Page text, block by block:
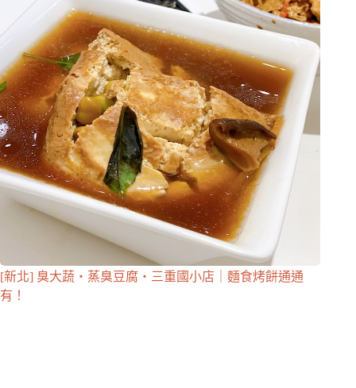
[新北] 臭大蔬・蒸臭豆腐・三重國小店｜麵食烤餅通通
有！